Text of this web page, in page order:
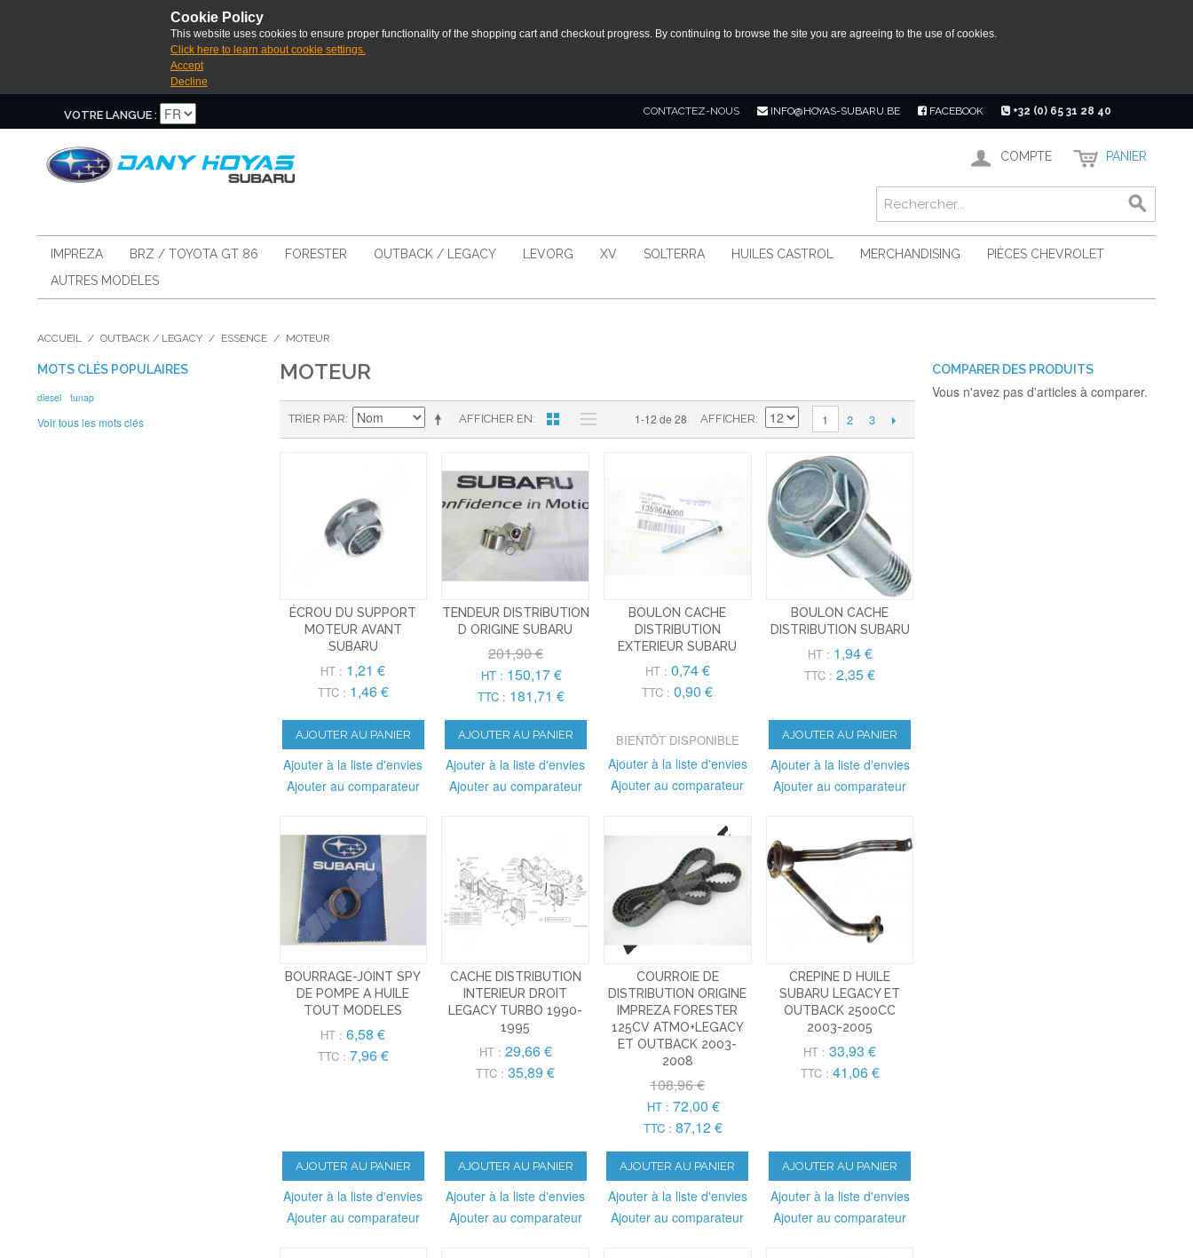
Cookie Policy
This website uses cookies to ensure proper functionality of the shopping cart and checkout progress. By continuing to browse the site you are agreeing to the use of cookies.
Click here to learn about cookie settings.
Accept
Decline
VOTRE LANGUE : CONTACTEZ-NOUS INFO@HOYAS-SUBARU.BE FACEBOOK +32 (0) 65 31 28 40
COMPTE PANIER
IMPREZA BRZ / TOYOTA GT 86 FORESTER OUTBACK / LEGACY LEVORG XV SOLTERRA HUILES CASTROL MERCHANDISING
PIÈCES CHEVROLET
AUTRES MODÈLES
ACCUEIL / OUTBACK / LEGACY / ESSENCE / MOTEUR
MOTEUR
AFFICHER EN
TRIER PAR 1-12 de 28 AFFICHER 1 2 3
ÉCROU DU SUPPORT
MOTEUR AVANT
SUBARU
HT : 1,21 €
TTC : 1,46 €
AJOUTER AU PANIER
Ajouter à la liste d'envies
Ajouter au comparateur
TENDEUR DISTRIBUTION
D ORIGINE SUBARU
201,90 €
HT : 150,17 €
TTC : 181,71 €
AJOUTER AU PANIER
Ajouter à la liste d'envies
Ajouter au comparateur
BOULON CACHE
DISTRIBUTION
EXTERIEUR SUBARU
HT : 0,74 €
TTC : 0,90 €
BIENTÔT DISPONIBLE
Ajouter à la liste d'envies
Ajouter au comparateur
BOULON CACHE
DISTRIBUTION SUBARU
HT : 1,94 €
TTC : 2,35 €
AJOUTER AU PANIER
Ajouter à la liste d'envies
Ajouter au comparateur
BOURRAGE-JOINT SPY
DE POMPE A HUILE
TOUT MODELES
HT : 6,58 €
TTC : 7,96 €
AJOUTER AU PANIER
Ajouter à la liste d'envies
Ajouter au comparateur
CACHE DISTRIBUTION
INTERIEUR DROIT
LEGACY TURBO 1990-
1995
HT : 29,66 €
TTC : 35,89 €
AJOUTER AU PANIER
Ajouter à la liste d'envies
Ajouter au comparateur
COURROIE DE
DISTRIBUTION ORIGINE
IMPREZA FORESTER
125CV ATMO+LEGACY
ET OUTBACK 2003-
2008
108,96 €
HT : 72,00 €
TTC : 87,12 €
AJOUTER AU PANIER
Ajouter à la liste d'envies
Ajouter au comparateur
CREPINE D HUILE
SUBARU LEGACY ET
OUTBACK 2500CC
2003-2005
HT : 33,93 €
TTC : 41,06 €
AJOUTER AU PANIER
Ajouter à la liste d'envies
Ajouter au comparateur
MOTS CLÉS POPULAIRES
diesel tunap
Voir tous les mots clés
COMPARER DES PRODUITS
Vous n'avez pas d'articles à comparer.